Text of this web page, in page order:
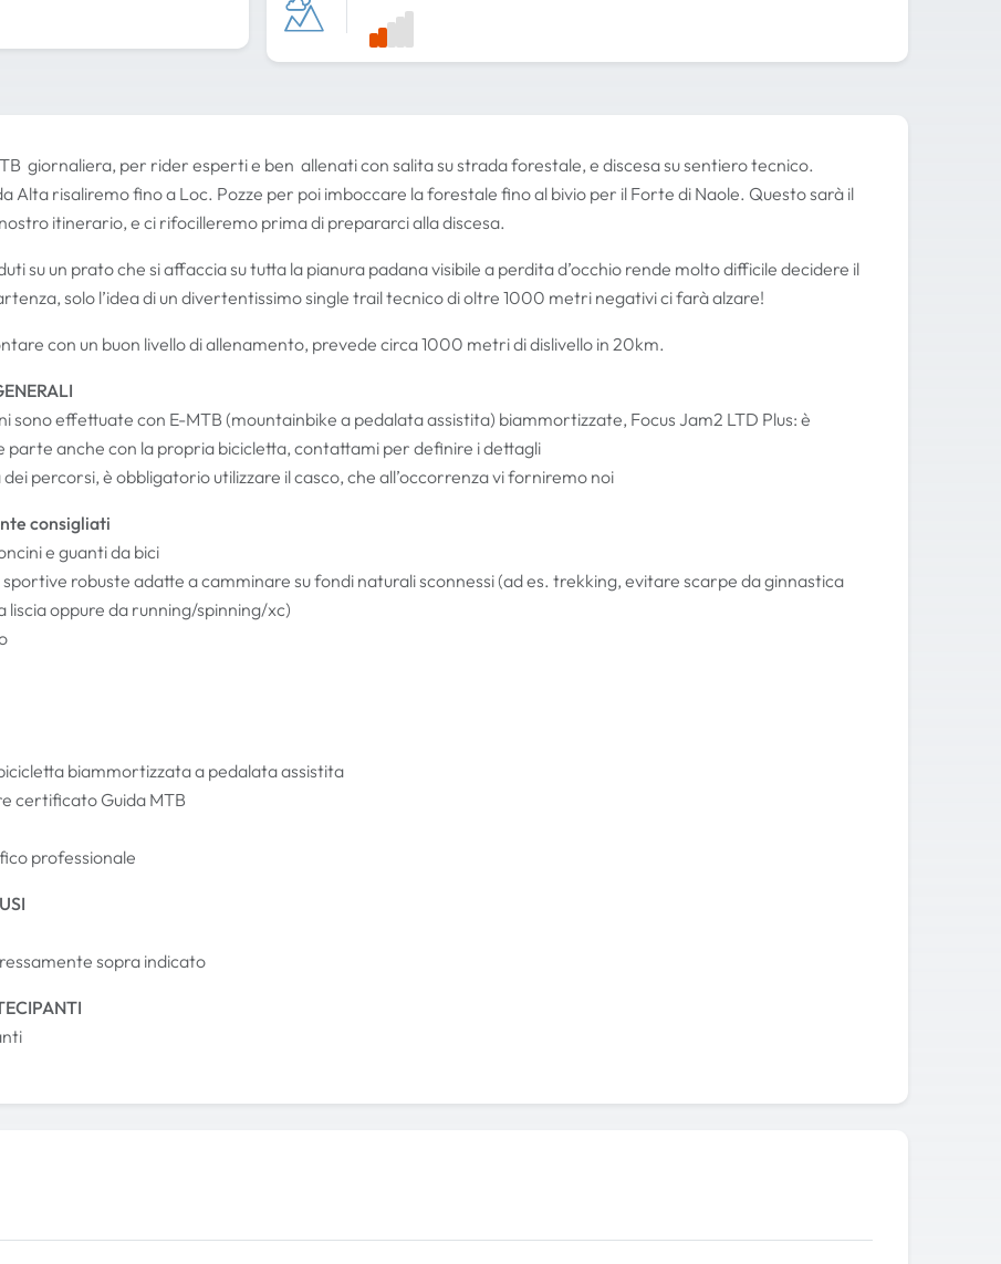
giornaliera, per rider esperti e ben allenati con salita su strada forestale, e discesa su sentiero tecnico.
Alta risaliremo fino a Loc. Pozze per poi imboccare la forestale fino al bivio per il Forte di Naole. Questo sarà il
itinerario, e ci rifocilleremo prima di prepararci alla discesa.
su un prato che si affaccia su tutta la pianura padana visibile a perdita d’occhio rende molto difficile decidere il
solo l’idea di un divertentissimo single trail tecnico di oltre 1000 metri negativi ci farà alzare!
con un buon livello di allenamento, prevede circa 1000 metri di dislivello in 20km.
sono effettuate con E-MTB (mountainbike a pedalata assistita) biammortizzate, Focus Jam2 LTD Plus: è
parte anche con la propria bicicletta, contattami per definire i dettagli
percorsi, è obbligatorio utilizzare il casco, che all’occorrenza vi forniremo noi
consigliati
e guanti da bici
robuste adatte a camminare su fondi naturali sconnessi (ad es. trekking, evitare scarpe da ginnastica
liscia oppure da running/spinning/xc)
biammortizzata a pedalata assistita
certificato Guida MTB
professionale
sopra indicato